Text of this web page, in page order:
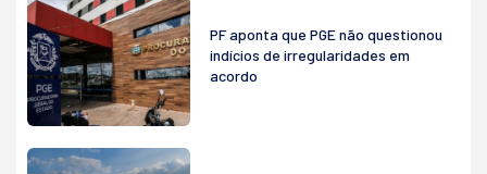
PF aponta que PGE não questionou
indícios de irregularidades em
acordo